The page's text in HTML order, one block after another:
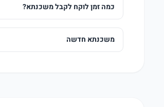
כמה זמן לוקח לקבל משכנתא?
משכנתא חדשה